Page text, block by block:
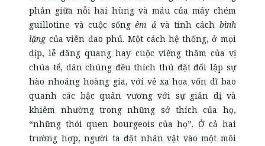
phản giữa nỗi hãi hùng và máu của máy chém
guillotine và cuộc sốngêm ả và tính cách bình
lặng của viên đao phủ.Một cách hệ thống, ở mọi
dịp, lễ đăng quang hay cuộc viếng thăm của vị
chúa tể, dân chúng đều thích thú đặt đối lập sự
hào nhoáng hoàng gia, với vẻ xa hoa vốn dĩ bao
quanh các bậc quân vương với sự giản dị và
khiêm nhường trong những sở thích của họ,
“những thói quen bourgeois của họ”. Ở cả hai
trường hợp, người ta đặt nhân vật vào một môi